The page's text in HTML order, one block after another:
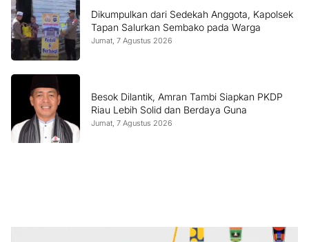
Dikumpulkan dari Sedekah Anggota, Kapolsek
Tapan Salurkan Sembako pada Warga
Jumat, 7 Agustus 2026
Besok Dilantik, Amran Tambi Siapkan PKDP
Riau Lebih Solid dan Berdaya Guna
Jumat, 7 Agustus 2026